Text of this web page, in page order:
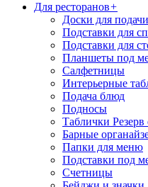
Для ресторанов+
Доски для подачи
Подставки для
Подставки для
Планшеты под
Салфетницы
Интерьерные
Подача блюд
Подносы
Таблички Резерв
Барные
Папки для меню
Подставки под
Счетницы